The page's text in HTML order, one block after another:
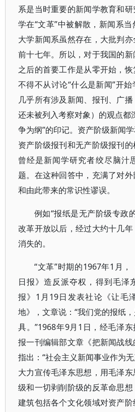
系是当时重要的新闻学教育和
学在“文革”中被解散，新闻系
大学新闻系虽然存在，大批判
前十七年。所以，对于我国的
之后的首要工作是从零开始，
不得不从讨论“什么是新闻”开始
几乎所有涉及新闻、报刊、广播
还未被列入考察对象）的观点都
争为纲”的印记。资产阶级新闻学
资产阶级报刊和无产阶级报刊
曾经是新闻学研究者绞尽脑汁
题。在这种回答中，充满了对
和由此带来的常识性谬误。
例如“报纸是无产阶级专政
改革开放以后，经过大约十几
消失的。
“文革”时期的1967年1月
日报》造反派夺权，得到毛泽
报》1月19日发表社论《让毛
地》，文章说：“我们党的报纸
具。”1968年9月1日，经毛泽
报一刊编辑部文章《把新闻战线
指出：“社会主义新闻事业作为
大力宣传毛泽东思想，用毛泽
级和一切剥削阶级的反革命思
建筑包括各个文化领域对资产